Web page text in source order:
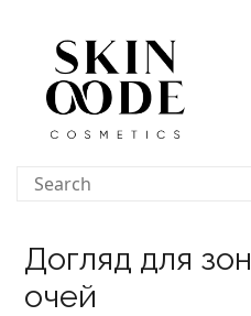
Догляд для
очей